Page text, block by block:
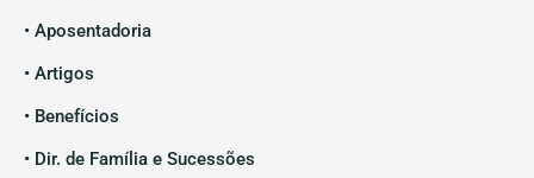
• Aposentadoria
• Artigos
• Benefícios
• Dir. de Família e Sucessões